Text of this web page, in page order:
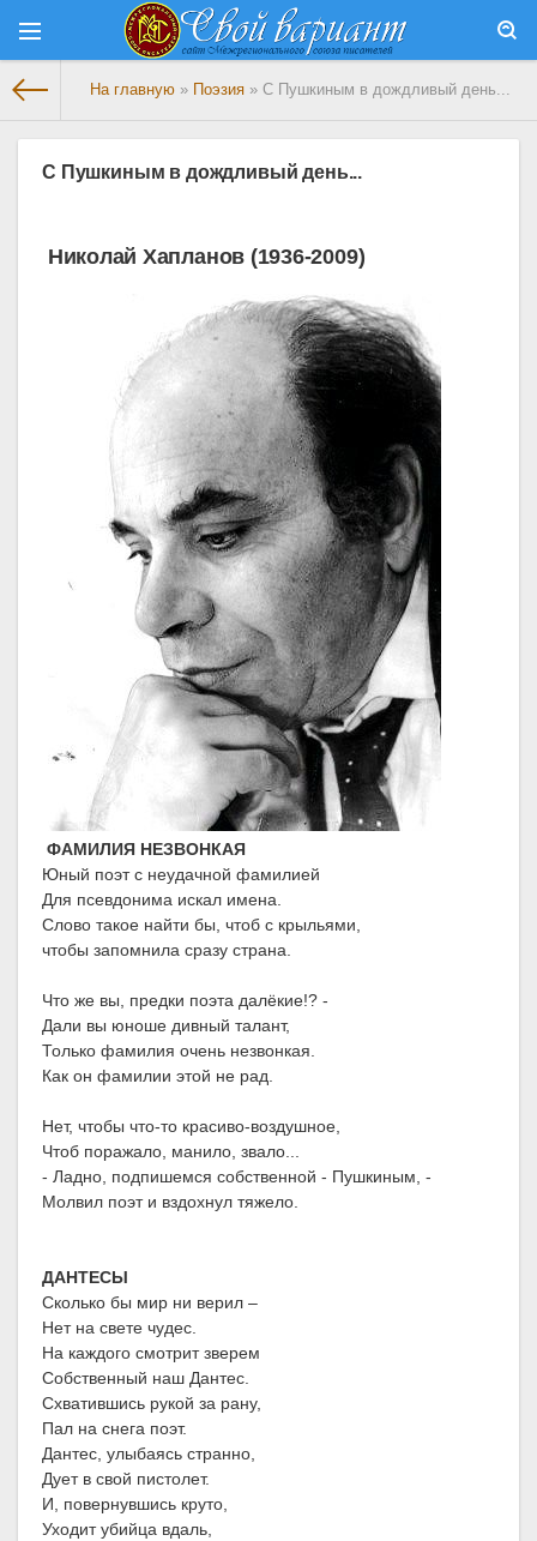
На главную » Поэзия » C Пушкиным в дождливый день...
C Пушкиным в дождливый день...
Николай Хапланов (1936-2009)
ФАМИЛИЯ НЕЗВОНКАЯ
Юный поэт с неудачной фамилией
Для псевдонима искал имена.
Слово такое найти бы, чтоб с крыльями,
чтобы запомнила сразу страна.
Что же вы, предки поэта далёкие!? -
Дали вы юноше дивный талант,
Только фамилия очень незвонкая.
Как он фамилии этой не рад.
Нет, чтобы что-то красиво-воздушное,
Чтоб поражало, манило, звало...
- Ладно, подпишемся собственной - Пушкиным, -
Молвил поэт и вздохнул тяжело.
ДАНТЕСЫ
Сколько бы мир ни верил –
Нет на свете чудес.
На каждого смотрит зверем
Собственный наш Дантес.
Схватившись рукой за рану,
Пал на снега поэт.
Дантес, улыбаясь странно,
Дует в свой пистолет.
И, повернувшись круто,
Уходит убийца вдаль,